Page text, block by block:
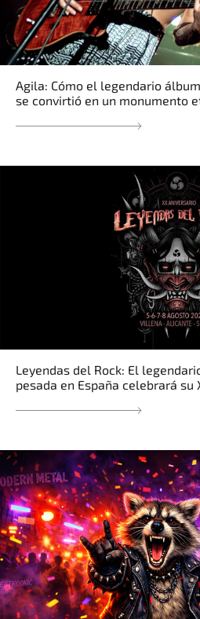
Agila: Cómo el legendario
se convirtió en un monumento
Leyendas del Rock: El
pesada en España celebrará su